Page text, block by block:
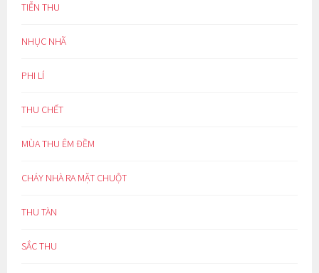
TIỄN THU
NHỤC NHÃ
PHI LÍ
THU CHẾT
MÙA THU ÊM ĐỀM
CHÁY NHÀ RA MẶT CHUỘT
THU TÀN
SẮC THU